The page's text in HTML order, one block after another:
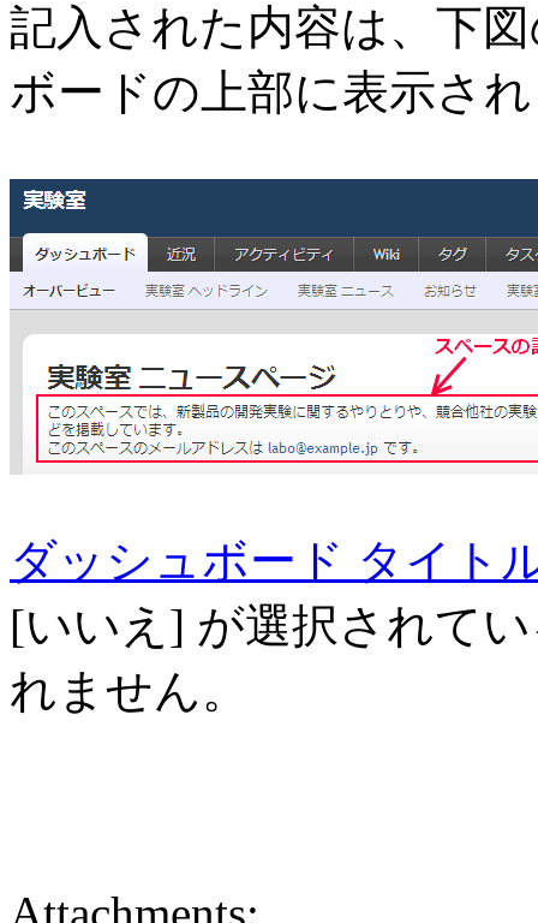
記入された内容は、下
ボードの上部に表示さ
ダッシュボード タイト
[いいえ] が選択されて
れません。